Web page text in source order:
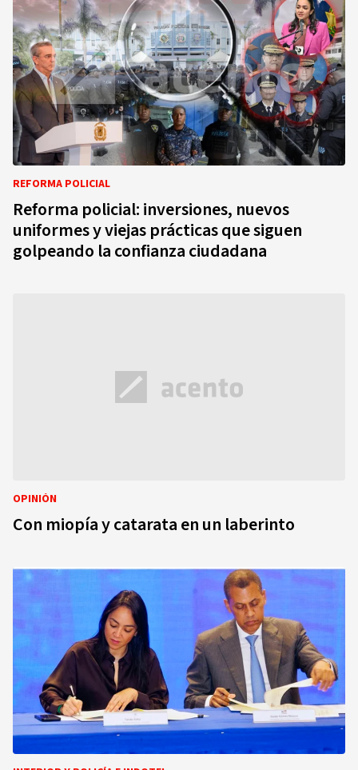
REFORMA POLICIAL
Reforma policial: inversiones, nuevos
uniformes y viejas prácticas que siguen
golpeando la confianza ciudadana
OPINIÓN
Con miopía y catarata en un laberinto